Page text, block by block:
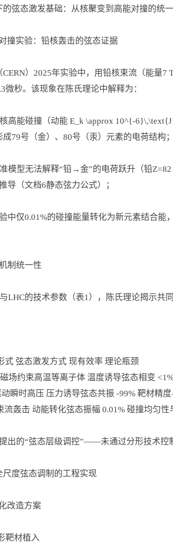
弦态激发基础：从核聚变到高能对撞的统
撞实验：铅核轰击的弦态证据
）2025年实验中，用铅核束流（能量
微秒。该现象在陈氏理论中解释为：
高能碰撞（动能 E_k \approx 10^{-
79号（金）、80号（汞）元素的电荷结构；
模型无法解释“铅→金”的电荷跃升（铅
导（文档6静态弦力公式）；
中仅0.01%的碰撞能量转化为新元素结合能
制统一性
LHC的技术参数（表1），陈氏理论揭示共同
式 弦态激发方式 现有效率 理论瓶颈
场约束高温等离子体 温度诱导弦态相变
瞬时高压 压力诱导弦态共振 -99% 靶材精
流轰击 动能转化弦态振幅 0.01% 碰撞均匀性
出的“弦态层级调控”——未通过分形技术控
度弦态调制的工程实现
改造方案
靶材植入